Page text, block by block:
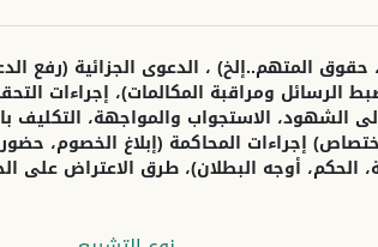
المتهم..إلخ) ، الدعوى الجزائية (رفع
ومراقبة المكالمات)، إجراءات
الشهود، الاستجواب والمواجهة، التكليف
إجراءات المحاكمة (إبلاغ الخصوم،
أوجه البطلان)، طرق الاعتراض على